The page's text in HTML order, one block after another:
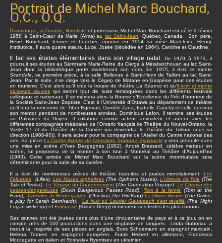
Portrait de Michel Marc Bouchard,
O.C., O.Q.
Dramaturge scénariste librettiste et professeur, Michel Marc Bouchard est né le 2 février
1958 à Saint-Cœur de Marie (Alma) au lac Saint-Jean
, Québec, Canada. Son père,
René Bouchard, fermier et boucher, épouse en 1954 sa mère Madeleine Fleury,
institutrice. Il aura quatre sœurs, Luce, Josée (décédée en 1964), Caroline et Claudine.
Il fait ses études élémentaires dans son village natal.
De 1970 à 1973, il
poursuit ses études au Séminaire Marie-Reine du Clergé à Métabetchouan au lac Saint-
Jean dont la bibliothèque porte maintenant son nom. En 1975, il écrit et monte
Scandale , sa première pièce, à la salle Bellevue à Saint-Henri de Taillon au lac Saint-
Jean. Par la suite, il se dirige vers le Cégep de Matane en Gaspésie pour des études
en tourisme. C’est alors qu’il crée la troupe de théâtre La Séance et qu’il écrit et monte
plusieurs œuvres qui seront tout de suite remarquées dans les différents festivals
collégiaux et nationaux. Il se méritera alors la Bourse d’Excellence du Prêt d’honneur de
la Société Saint-Jean Baptiste. C’est à l’Université d’Ottawa au département de théâtre
qu’il fera la rencontre de Tibor Egervari, Danièle Zana, Isabelle Cauchy et celle qui sera
son mentor pendant de nombreuses années, Dominique Lafon. Il termine ses études
au Palmares du Doyen. Il collabore comme acteur, animateur et auteur avec les
différentes compagnies théâtrales de l’Ontario français (le Théâtre du Nouvel-Ontario, la
Vieille 17 et du Théâtre de la Corvée qui deviendra le Théâtre du Trillium sous sa
direction (1988-90)). Il sera acteur pour la compagnie de l’Atelier du Centre national des
arts. Sa pièce La Contre-Nature de Chrysippe Tanguay, écologiste y sera produite dans
une mise en scène d’Yves Desgagnés (1982). André Brassard, célèbre metteur en
scène, lui proposera de la monter à son tour à Montréal au Théâtre d’Aujourd’hui
(1983). Cette arrivée de Michel Marc Bouchard sur la scène montréalaise sera
déterminante pour la suite de sa carrière.
Il a écrit de nombreuses pièces de théâtre traduites et jouées mondialement. Les
Feluettes (Lilies) Les Muses orphelines (The Oprhans Muses) L'Histoire de l'oie (The
Tale of Teeka)
Le Voyage du Couronnement (The Coronation Voyage) Le Chemin des
passes-dangereuses (Down Dangerous Passes Road) Tom à la ferme
(Tom at the
Farm)
Christine , la Reine-garçon (Christina,The Girl King) La Divine illusion (The Divine,
a play for Sarah Bernhardt),
La Nuit où Laurier Gaudreault s’est réveillé (The Night
Logan woke up) et Embrasse (Kisses Deep) demeurent ses textes les plus connus.
Ses œuvres ont été jouées dans plus d’une cinquantaine de pays et à ce jour, on en
compte près de 500 productions dans une vingtaine de langues. Linda Gaboriau a
traduit la majorité de ses pièces en anglais, Boris Schoemann en espagnol mexicain,
Helena Tornero en espagnol européen, Frank Heibert en allemand, Francesca
Moccagatta en italien et Rostyslav Nyemtsev en ukrainien.